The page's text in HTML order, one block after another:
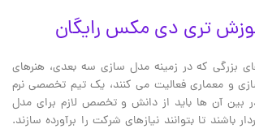
تری دی مکس رایگان
بزرگی که در زمینه مدل سازی سه بعدی، هنرهای
و معماری فعالیت می کنند، یک تیم تخصصی نرم
در بین آن ها باید از دانش و تخصص لازم برای مدل
باشند تا بتوانند نیازهای شرکت را برآورده سازند.